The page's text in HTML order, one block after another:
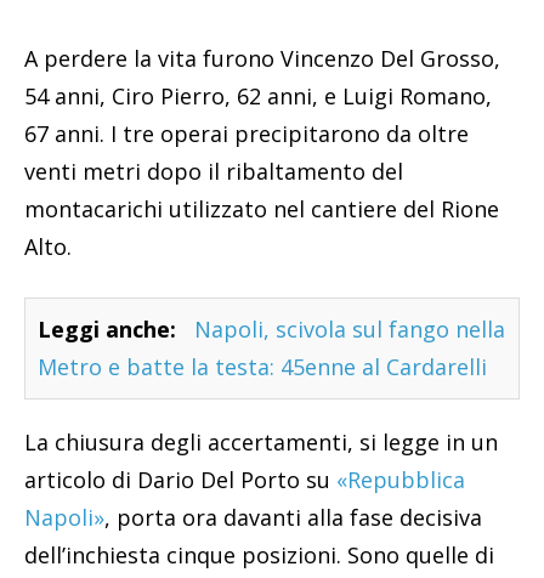
A perdere la vita furono Vincenzo Del Grosso,
54 anni, Ciro Pierro, 62 anni, e Luigi Romano,
67 anni. I tre operai precipitarono da oltre
venti metri dopo il ribaltamento del
montacarichi utilizzato nel cantiere del Rione
Alto.
Leggi anche:
Napoli, scivola sul fango nella
Metro e batte la testa: 45enne al Cardarelli
La chiusura degli accertamenti, si legge in un
articolo di Dario Del Porto su «Repubblica
Napoli», porta ora davanti alla fase decisiva
dell’inchiesta cinque posizioni. Sono quelle di